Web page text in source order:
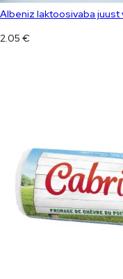
Albeniz laktoosivaba juust
2.05 €